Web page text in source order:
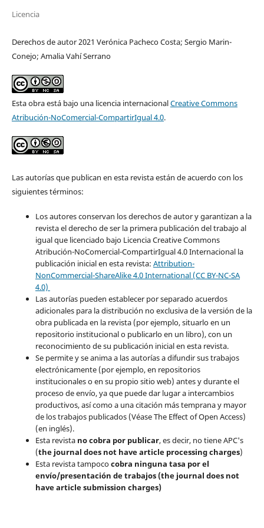
Licencia
Derechos de autor 2021 Verónica Pacheco Costa; Sergio Marin-
Conejo; Amalia Vahí Serrano
Esta obra está bajo una licencia internacionalCreative Commons
Atribución-NoComercial-CompartirIgual 4.0.
Las autorías que publican en esta revista están de acuerdo con los
siguientes términos:
Los autores conservan los derechos de autor y garantizan a la
revista el derecho de ser la primera publicación del trabajo al
igual que licenciado bajo Licencia Creative Commons
Atribución-NoComercial-CompartirIgual 4.0 Internacional la
publicación inicial en esta revista: Attribution-
NonCommercial-ShareAlike 4.0 International (CC BY-NC-SA
4.0)
Las autorías pueden establecer por separado acuerdos
adicionales para la distribución no exclusiva de la versión de la
obra publicada en la revista (por ejemplo, situarlo en un
repositorio institucional o publicarlo en un libro), con un
reconocimiento de su publicación inicial en esta revista.
Se permite y se anima a las autorías a difundir sus trabajos
electrónicamente (por ejemplo, en repositorios
institucionales o en su propio sitio web) antes y durante el
proceso de envío, ya que puede dar lugar a intercambios
productivos, así como a una citación más temprana y mayor
de los trabajos publicados (Véase The Effect of Open Access)
(en inglés).
Esta revista no cobra por publicar, es decir, no tiene APC's
(the journal does not have article processing charges)
Esta revista tampococobra ninguna tasa por el
envío/presentación de trabajos (the journal does not
have article submission charges)